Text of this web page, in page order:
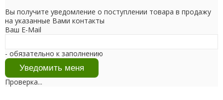
Вы получите уведомление о поступлении товара в продажу
на указанные Вами контакты
Ваш E-Mail
- обязательно к заполнению
Проверка...